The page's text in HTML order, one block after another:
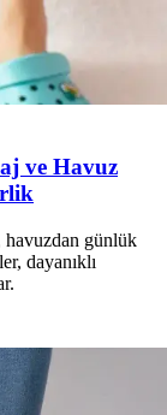
ve Havuz
havuzdan günlük
dayanıklı